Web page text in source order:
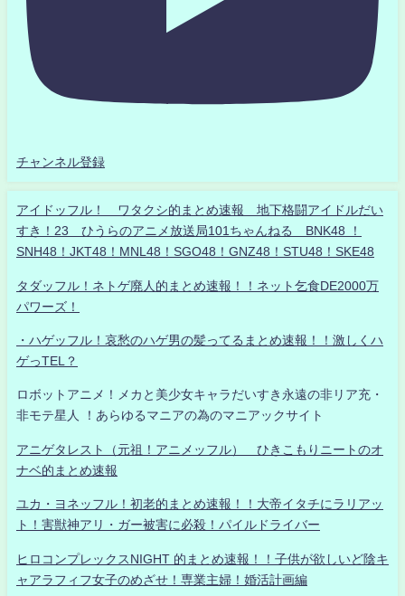
チャンネル登録
アイドッフル！ ワタクシ的まとめ速報 地下格闘アイドルだい
すき！23 ひうらのアニメ放送局101ちゃんねる BNK48 ！
SNH48！JKT48！MNL48！SGO48！GNZ48！STU48！SKE48
タダッフル！ネトゲ廃人的まとめ速報！！ネット乞食DE2000万
パワーズ！
・ハゲッフル！哀愁のハゲ男の髪ってるまとめ速報！！激しくハ
ゲっTEL？
ロボットアニメ！メカと美少女キャラだいすき永遠の非リア充・
非モテ星人 ！あらゆるマニアの為のマニアックサイト
アニゲタレスト（元祖！アニメッフル） ひきこもりニートのオ
ナベ的まとめ速報
ユカ・ヨネッフル！初老的まとめ速報！！大帝イタチにラリアッ
ト！害獣神アリ・ガー被害に必殺！パイルドライバー
ヒロコンプレックスNIGHT 的まとめ速報！！子供が欲しいど陰キ
ャアラフィフ女子のめざせ！専業主婦！婚活計画編